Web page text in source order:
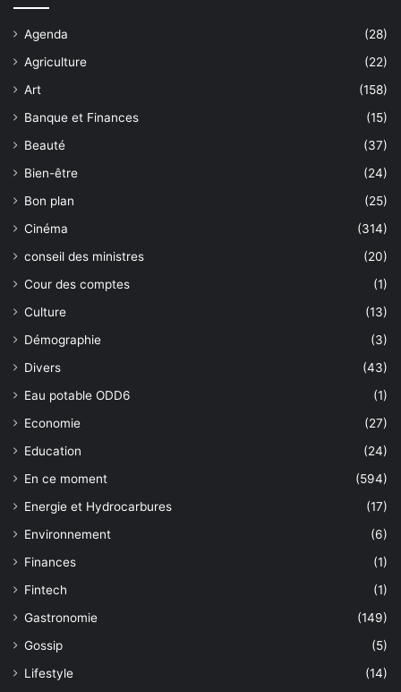
Agenda
(28)
Agriculture
(22)
Art
(158)
Banque et Finances
(15)
Beauté
(37)
Bien-être
(24)
Bon plan
(25)
Cinéma
(314)
conseil des ministres
(20)
Cour des comptes
(1)
Culture
(13)
Démographie
(3)
Divers
(43)
Eau potable ODD6
(1)
Economie
(27)
Education
(24)
En ce moment
(594)
Energie et Hydrocarbures
(17)
Environnement
(6)
Finances
(1)
Fintech
(1)
Gastronomie
(149)
Gossip
(5)
Lifestyle
(14)